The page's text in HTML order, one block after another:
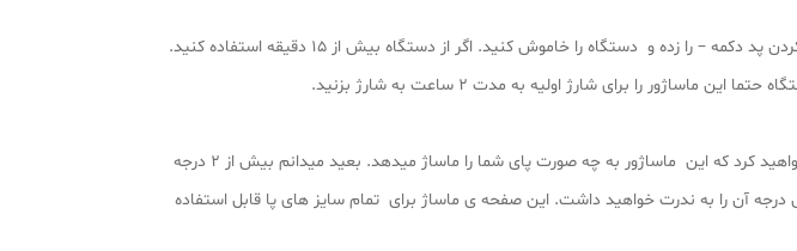
شدت کم و زیاد کردن ویبره(19 درجه) را با فشردن دکمه + و – انتخاب کرده و در آخر برای خاموش کردن پد دکمه – را زده و دستگاه را خاموش کنید. اگر از دستگاه بیش از 15 دقیقه استفاده کنید.
را برای شارژ اولیه به مدت 2 ساعت به شارژ بزنید.
شما هنگامی که پای خود را بر روی این ماساژور میگذارید بسیار متعجب خواهید شد. چون باور نخواهید کرد که این ماساژور به چه صورت پای شما را ماساژ میدهد. بعید میدانم بیش از 2 درجه
آن را به ندرت خواهید داشت. این صفحه ی ماساژ برای تمام سایز های پا قابل استفاده